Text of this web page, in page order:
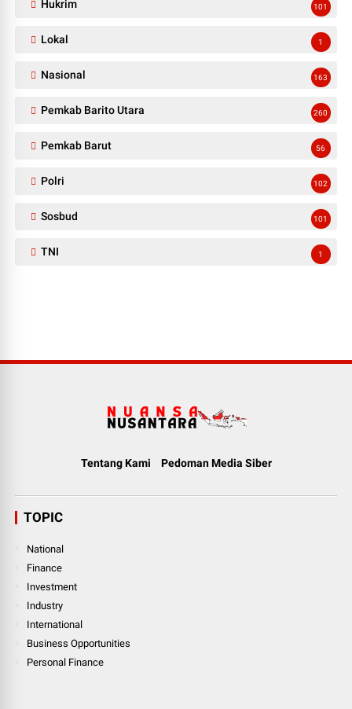
Hukrim 101
Lokal 1
Nasional 163
Pemkab Barito Utara 260
Pemkab Barut 56
Polri 102
Sosbud 101
TNI 1
Tentang Kami Pedoman Media Siber
TOPIC
National
Finance
Investment
Industry
International
Business Opportunities
Personal Finance